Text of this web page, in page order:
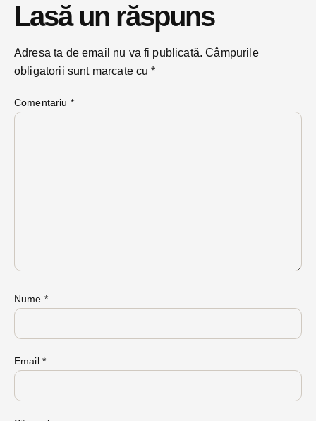
Lasă un răspuns
Adresa ta de email nu va fi publicată. Câmpurile
obligatorii sunt marcate cu*
Comentariu *
Nume *
Email *